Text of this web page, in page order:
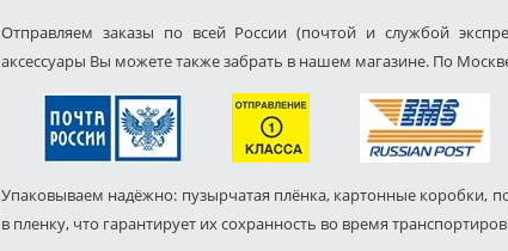
Отправляем заказы по всей России (почтой и службой
аксессуары Вы можете также забрать в нашем магазине. По
Упаковываем надёжно: пузырчатая плёнка, картонные коробки,
в пленку, что гарантирует их сохранность во время